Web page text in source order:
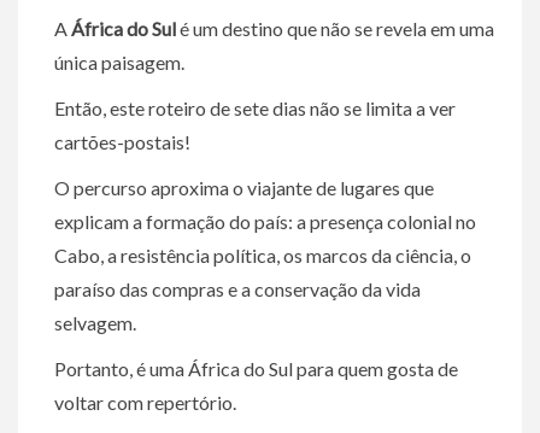
AÁfrica do Sulé um destino que não se revela em uma
única paisagem.
Então, este roteiro de sete dias não se limita a ver
cartões-postais!
O percurso aproxima o viajante de lugares que
explicam a formação do país: a presença colonial no
Cabo, a resistência política, os marcos da ciência, o
paraíso das compras e a conservação da vida
selvagem.
Portanto, é uma África do Sul para quem gosta de
voltar com repertório.